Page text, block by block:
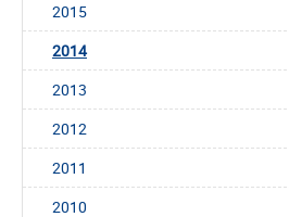
2015
2014
2013
2012
2011
2010